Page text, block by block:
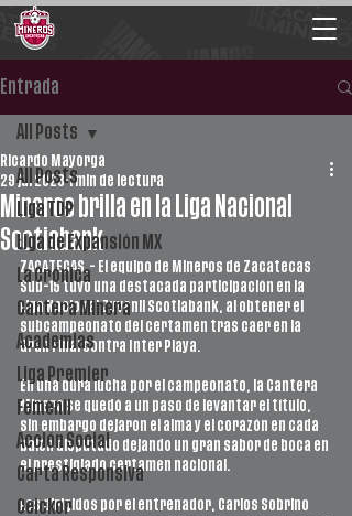
Entrada
All Posts
Liga TDP
Liga de Expansión MX
La Crónica
Cantera Minera
Academias
Liga Premier
Femenil
Acción Social
Carta Responsiva
Ceickor
All Posts
Mineros brilla en la Liga Nacional
Scotiabank
Ricardo Mayorga
29 jul 2023 1 min de lectura
ZACATECAS.- El equipo de Mineros de Zacatecas
Sub-15 tuvo una destacada participación en la
Liga Nacional Juvenil Scotiabank, al obtener el
subcampeonato del certamen tras caer en la
Gran Final contra Inter Playa.
En una dura lucha por el campeonato, la Cantera
Minera se quedó a un paso de levantar el título,
sin embargo dejaron el alma y el corazón en cada
balón disputado dejando un gran sabor de boca en
el prestigiado certamen nacional.
Los dirigidos por el entrenador, Carlos Sobrino